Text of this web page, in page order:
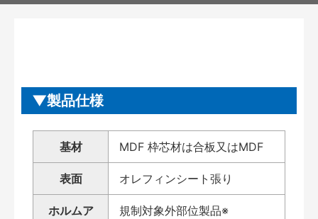
製品仕様
基材 MDF 枠芯材は合板又はMDF
表面 オレフィンシート張り
ホルムア
規制対象外部位製品※